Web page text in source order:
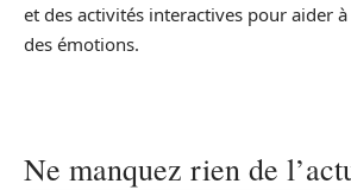
et des activités interactives pour aider
des émotions.
Ne manquez rien de